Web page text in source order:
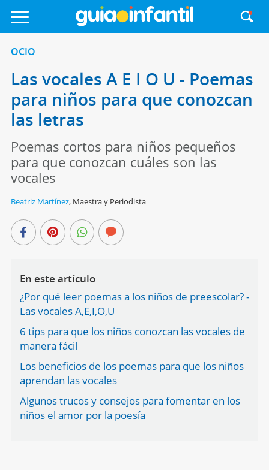
OCIO
Las vocales A E I O U - Poemas
para niños para que conozcan
las letras
Poemas cortos para niños pequeños
para que conozcan cuáles son las
vocales
Beatriz Martínez, Maestra y Periodista
En este artículo
¿Por qué leer poemas a los niños de preescolar? -
Las vocales A,E,I,O,U
6 tips para que los niños conozcan las vocales de
manera fácil
Los beneficios de los poemas para que los niños
aprendan las vocales
Algunos trucos y consejos para fomentar en los
niños el amor por la poesía